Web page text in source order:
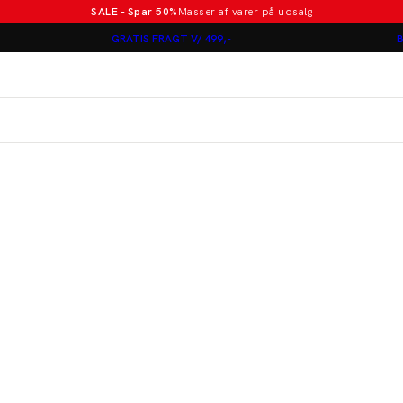
SALE - Spar 50%Masser af varer på udsalg
GRATIS FRAGT V/ 499,-Poloer i nye farver
Jakkesæt fra 1499 kr.
Lindbergh